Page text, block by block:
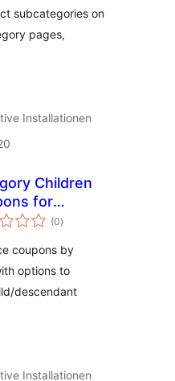
subcategories on
pages,
Installationen
Children
for
(0Bewertungen
insgesamt
)
coupons by
options to
descendant
Installationen